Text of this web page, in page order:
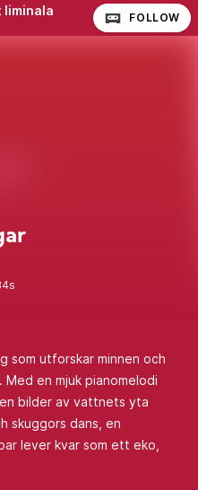
liminala FOLLOW
som utforskar minnen och
en mjuk pianomelodi
bilder av vattnets yta
skuggors dans, en
lever kvar som ett eko,